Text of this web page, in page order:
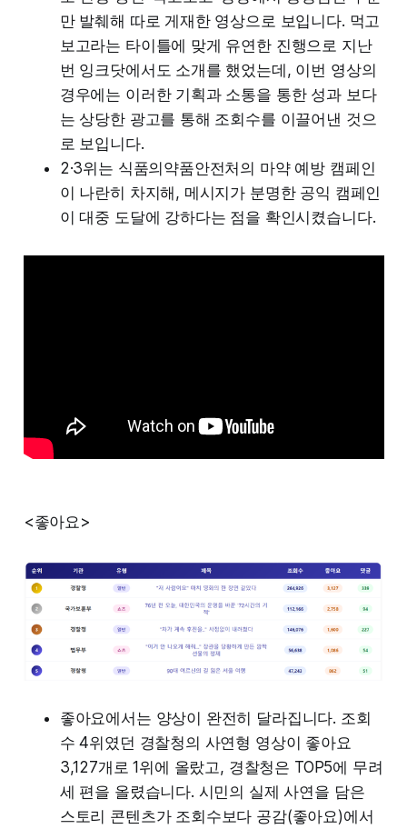
만 발췌해 따로 게재한 영상으로 보입니다. 먹고
보고라는 타이틀에 맞게 유연한 진행으로 지난
번 잉크닷에서도 소개를 했었는데, 이번 영상의
경우에는 이러한 기획과 소통을 통한 성과 보다
는 상당한 광고를 통해 조회수를 이끌어낸 것으
로 보입니다.
2·3위는 식품의약품안전처의 마약 예방 캠페인
이 나란히 차지해, 메시지가 분명한 공익 캠페인
이 대중 도달에 강하다는 점을 확인시켰습니다.
<좋아요>
좋아요에서는 양상이 완전히 달라집니다. 조회
수 4위였던 경찰청의 사연형 영상이 좋아요
3,127개로 1위에 올랐고, 경찰청은 TOP5에 무려
세 편을 올렸습니다. 시민의 실제 사연을 담은
스토리 콘텐츠가 조회수보다 공감(좋아요)에서